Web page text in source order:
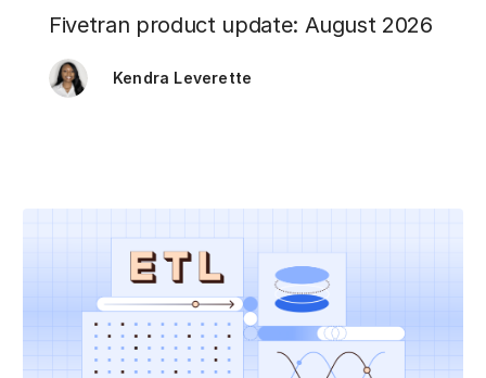
Fivetran product update: August 2026
Kendra Leverette